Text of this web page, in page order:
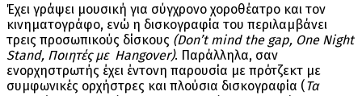
Έχει γράψει μουσική για σύγχρονο χοροθέατρο και τον
κινηματογράφο, ενώ η δισκογραφία του περιλαμβάνει
τρεις προσωπικούς δίσκους (Don’t mind the gap, One Night
Stand, Ποιητές με Hangover). Παράλληλα, σαν
ενορχηστρωτής έχει έντονη παρουσία με πρότζεκτ με
συμφωνικές ορχήστρες και πλούσια δισκογραφία (Τα